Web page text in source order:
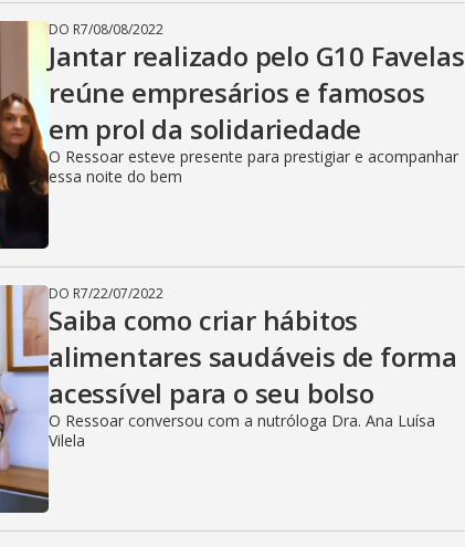
DO R7/08/08/2022
Jantar realizado pelo G10 Favelas
reúne empresários e famosos
em prol da solidariedade
O Ressoar esteve presente para prestigiar e acompanhar
essa noite do bem
DO R7/22/07/2022
Saiba como criar hábitos
alimentares saudáveis de forma
acessível para o seu bolso
O Ressoar conversou com a nutróloga Dra. Ana Luísa
Vilela